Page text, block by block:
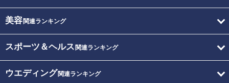
美容関連ランキング
スポーツ＆ヘルス 関連ランキング
ウエディング関連ランキング